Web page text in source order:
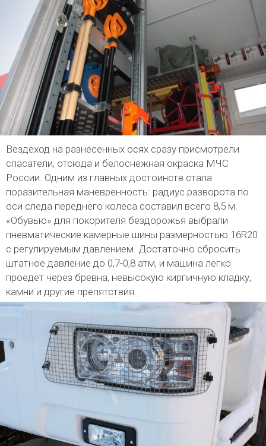
Вездеход на разнесенных осях сразу присмотрели
спасатели, отсюда и белоснежная окраска МЧС
России. Одним из главных достоинств стала
поразительная маневренность: радиус разворота по
оси следа переднего колеса составил всего 8,5 м.
«Обувью» для покорителя бездорожья выбрали
пневматические камерные шины размерностью 16R20
с регулируемым давлением. Достаточно сбросить
штатное давление до 0,7-0,8 атм, и машина легко
проедет через бревна, невысокую кирпичную кладку,
камни и другие препятствия.